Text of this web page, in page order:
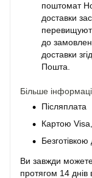
поштомат
доставки
до
доставки
Пошта.
Більше
Післяплата
Картою
Ви завжди
протягом 14 днів